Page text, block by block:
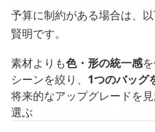
予算に制約がある場合は、
賢明です。
素材よりも色・形の統一感
シーンを絞り、 1つのバッグ
将来的なアップグレードを
選ぶ